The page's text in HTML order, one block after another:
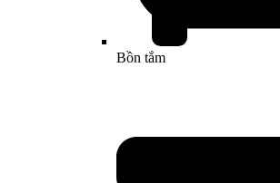
Bồn tắm